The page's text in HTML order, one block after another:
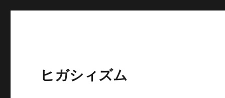
ヒガシィズム